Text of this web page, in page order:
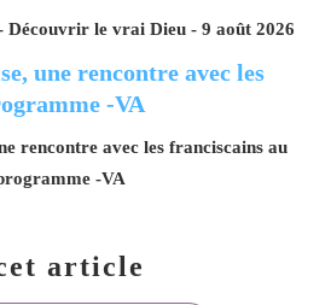
Découvrir le vrai Dieu - 9 août 2026
rencontre avec les franciscains au
-VA
article